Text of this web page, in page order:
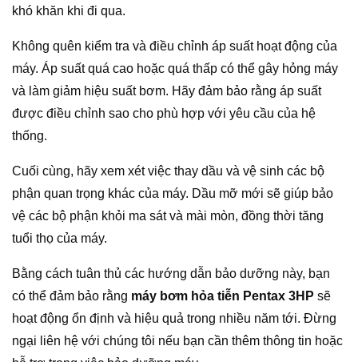
khó khăn khi đi qua.
Không quên kiểm tra và điều chỉnh áp suất hoạt động của
máy. Áp suất quá cao hoặc quá thấp có thể gây hỏng máy
và làm giảm hiệu suất bơm. Hãy đảm bảo rằng áp suất
được điều chỉnh sao cho phù hợp với yêu cầu của hệ
thống.
Cuối cùng, hãy xem xét việc thay dầu và vệ sinh các bộ
phận quan trọng khác của máy. Dầu mỡ mới sẽ giúp bảo
vệ các bộ phận khỏi ma sát và mài mòn, đồng thời tăng
tuổi thọ của máy.
Bằng cách tuân thủ các hướng dẫn bảo dưỡng này, bạn
có thể đảm bảo rằng máy bơm hỏa tiễn Pentax 3HP sẽ
hoạt động ổn định và hiệu quả trong nhiều năm tới. Đừng
ngại liên hệ với chúng tôi nếu bạn cần thêm thông tin hoặc